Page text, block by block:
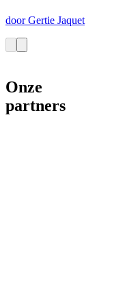
door Gertie Jaquet
Onze
partners